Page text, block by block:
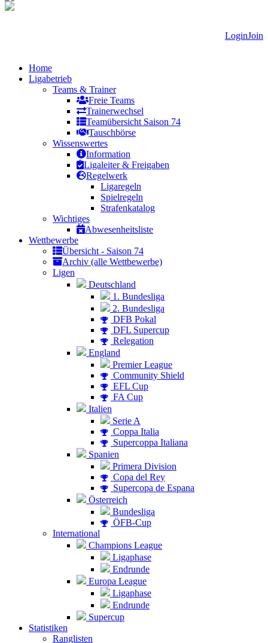
LoginJoin
Home
Ligabetrieb
Teams & Trainer
Freie Teams
Trainerwechsel
Teamübersicht Saison 74
Tauschbörse
Wissenswertes
Information
Ligaleiter & Freigaben
Regelwerk
Ligaregeln
Spielregeln
Strafenkatalog
Wichtiges
Abwesenheitsliste
Wettbewerbe
Übersicht - Saison 74
Archiv (alle Wettbewerbe)
Ligen
Deutschland
1. Bundesliga
2. Bundesliga
DFB Pokal
DFL Supercup
Relegation
England
Premier League
Community Shield
EFL Cup
FA Cup
Italien
Serie A
Coppa Italia
Supercoppa Italiana
Spanien
Primera Division
Copa del Rey
Supercopa de Espana
Österreich
Bundesliga
ÖFB-Cup
International
Champions League
Ligaphase
Endrunde
Europa League
Ligaphase
Endrunde
Supercup
Statistiken
Ranglisten